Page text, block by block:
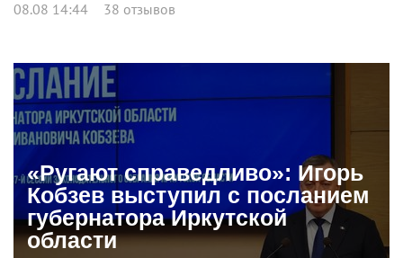
08.08 14:44 38 отзывов
«Ругают справедливо»: Игорь
Кобзев выступил с посланием
губернатора Иркутской
области